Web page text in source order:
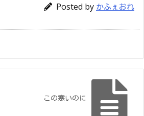
Posted by かふぇおれ
この寒いのに